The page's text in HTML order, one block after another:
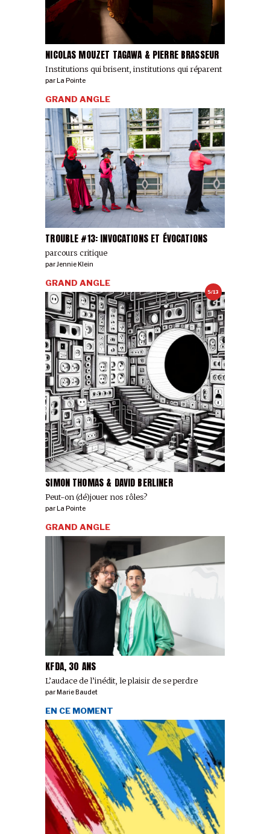
NICOLAS MOUZET TAGAWA & PIERRE BRASSEUR
Institutions qui brisent, institutions qui réparent
par La Pointe
TROUBLE #13: INVOCATIONS ET ÉVOCATIONS
parcours critique
GRAND ANGLE
parJennie Klein
5/13
SIMON THOMAS & DAVID BERLINER
Peut-on (dé)jouer nos rôles?
GRAND ANGLE
parLa Pointe
KFDA, 30 ANS
L’audace de l’inédit, le plaisir de se perdre
GRAND ANGLE
par Marie Baudet
EN CE MOMENT